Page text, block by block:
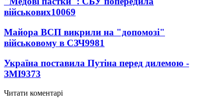
військових10069
Майора ВСП викрили на "допомозі"
військовому в СЗЧ9981
Україна поставила Путіна перед дилемою -
ЗМІ9373
Читати коментарі